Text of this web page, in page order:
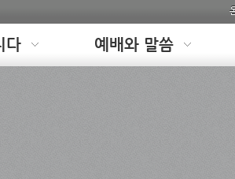
다 예배와 말씀